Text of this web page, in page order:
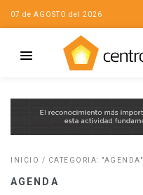
07 de AGOSTO del 2026
INICIO / CATEGORIA: "AGENDA"
AGENDA